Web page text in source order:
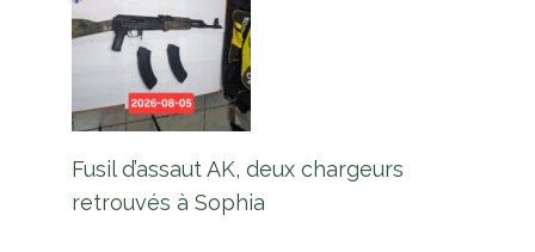
Fusil d’assaut AK, deux chargeurs
retrouvés à Sophia